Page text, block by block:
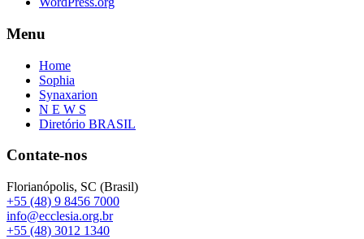
Menu
Home
Sophia
Synaxarion
N E W S
Diretório BRASIL
Contate-nos
Florianópolis, SC (Brasil)
+55 (48) 9 8456 7000
info@ecclesia.org.br
+55 (48) 3012 1340